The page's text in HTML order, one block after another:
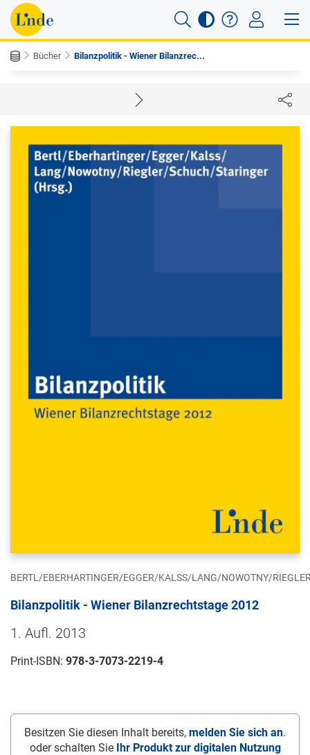
Bücher Bilanzpolitik - Wiener Bilanzrec...
BERTL/EBERHARTINGER/EGGER/KALSS/LANG/NOWOTNY/
Bilanzpolitik - Wiener Bilanzrechtstage 2012
1. Aufl. 2013
Print-ISBN: 978-3-7073-2219-4
Besitzen Sie diesen Inhalt bereits, melden Sie sich an.
oder schalten Sie Ihr Produkt zur digitalen Nutzung